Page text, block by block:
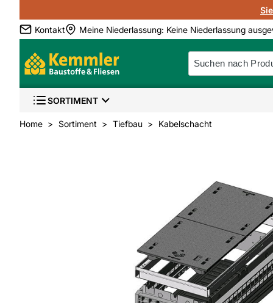
Kontakt
Meine Niederlassung: Keine Niederlassung
SORTIMENT
Home Sortiment Tiefbau Kabelschacht